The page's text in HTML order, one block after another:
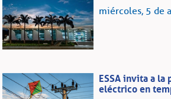
miércoles, 5 de
ESSA invita a
eléctrico en